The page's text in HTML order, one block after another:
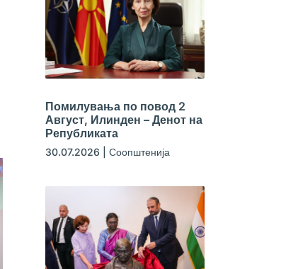
Помилувања по повод 2
Август, Илинден – Денот на
Републиката
30.07.2026 Соопштенија